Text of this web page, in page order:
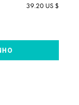
39.20 US $